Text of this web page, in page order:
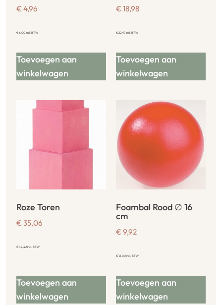
€ 4,96
€6,00incl. BTW
Toevoegen aan
winkelwagen
€ 18,98
€22,97incl. BTW
Toevoegen aan
winkelwagen
Roze Toren
€ 35,06
€42,42incl. BTW
Toevoegen aan
winkelwagen
Foambal Rood ∅ 16
cm
€ 9,92
€12,00incl. BTW
Toevoegen aan
winkelwagen